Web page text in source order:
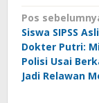
Navigasi
pos
Pos
Siswa SIPSS
Dokter Putri:
Polisi Usai
Jadi Relawan